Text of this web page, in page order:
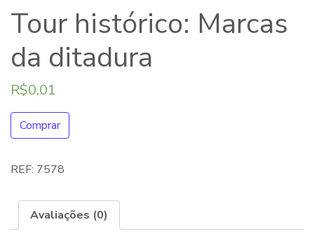
Tour histórico: Marcas
da ditadura
R$0,01
Comprar
REF: 7578
Avaliações (0)